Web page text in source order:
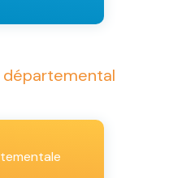
départemental